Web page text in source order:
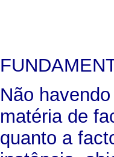
Não
matéria de
quanto a